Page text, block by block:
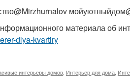
материала об
dlya-kvartiry
интерьеры домов Интерьер для дома